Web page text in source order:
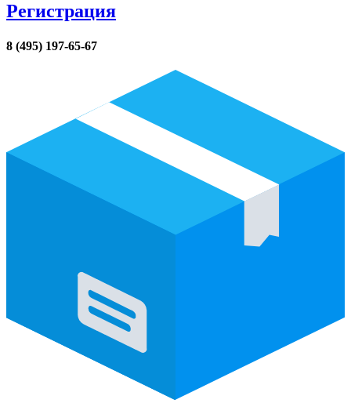
Регистрация
8 (495) 197-65-67